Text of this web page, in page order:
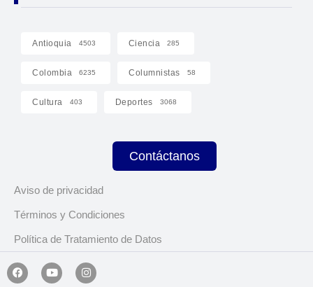
Antioquia 4503 Ciencia 285
Colombia 6235 Columnistas 58
Cultura 403 Deportes 3068
Contáctanos
Aviso de privacidad
Términos y Condiciones
Política de Tratamiento de Datos